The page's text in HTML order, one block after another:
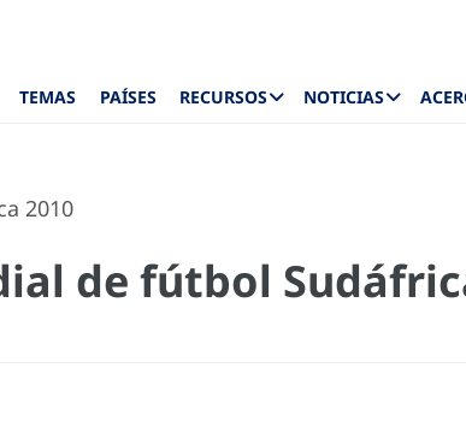
TEMAS PAÍSES RECURSOS NOTICIAS
2010
de fútbol